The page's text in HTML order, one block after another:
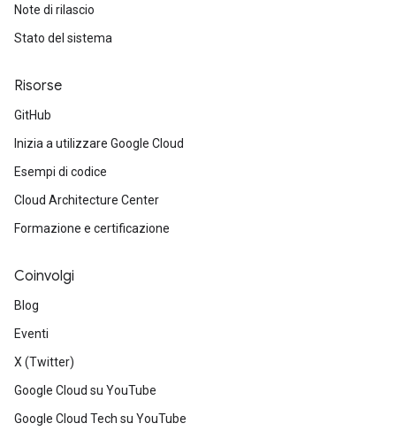
Note di rilascio
Stato del sistema
Risorse
GitHub
Inizia a utilizzare Google Cloud
Esempi di codice
Cloud Architecture Center
Formazione e certificazione
Coinvolgi
Blog
Eventi
X (Twitter)
Google Cloud su YouTube
Google Cloud Tech su YouTube